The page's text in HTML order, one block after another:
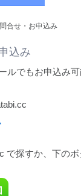
合せ・お申込み
込み
ルでもお申込み
で探すか、下の